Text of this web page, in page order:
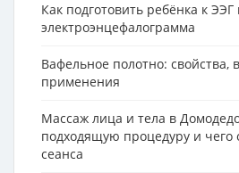
Как подготовить ребёнка к
электроэнцефалограмма
Вафельное полотно:
применения
Массаж лица и тела в
подходящую процедуру и чего
сеанса